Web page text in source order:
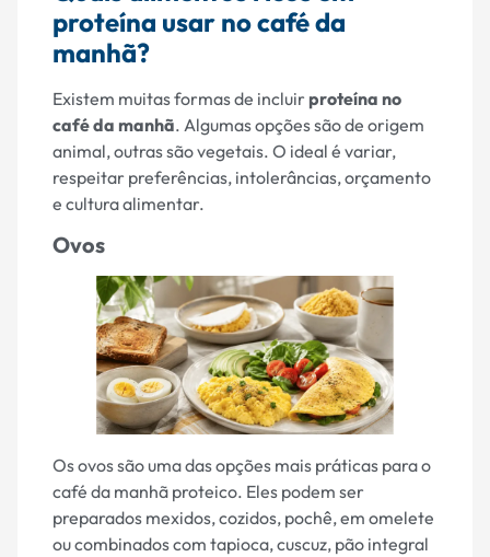
proteína usar no café da
manhã?
Existem muitas formas de incluirproteína no
café da manhã. Algumas opções são de origem
animal, outras são vegetais. O ideal é variar,
respeitar preferências, intolerâncias, orçamento
e cultura alimentar.
Ovos
Os ovos são uma das opções mais práticas para o
café da manhã proteico. Eles podem ser
preparados mexidos, cozidos, pochê, em omelete
ou combinados com tapioca, cuscuz, pão integral